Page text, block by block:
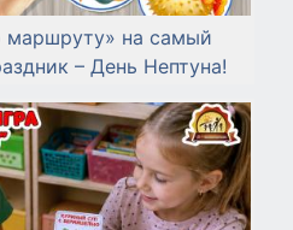
маршруту» на самый
– День Нептуна!